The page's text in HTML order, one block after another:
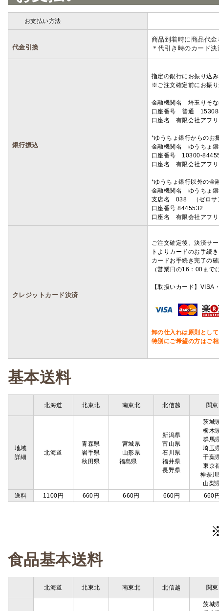
お支払い方法
代金引換
商品到着時に商品代
＊代引き時のカード
銀行振込
指定の銀行にお振り込
※ご注文確定前にお振
金融機関名 埼玉りそ
口座番号 普通
口座名 有限会社アフ
*ゆうちょ銀行からのお
金融機関名 ゆうちょ
口座番号 10300-
口座名 有限会社アフ
*ゆうちょ銀行以外の金
金融機関名 ゆうちょ
支店名 038 （ゼロサ
口座番号 8445532
口座名 有限会社アフ
クレジットカード決済
ご注文確定後、決済サ
トよりカードのお手続
カードお手続き完了の
（営業日の16：00ま
【取扱いカード】
卸の仕入れは原則とし
特別にご希望の方はご
基本送料
北海道 北東北 南東北 北信越 関東
地域
詳細
北海道
青森県
岩手県
秋田県
宮城県
山形県
福島県
新潟県
富山県
石川県
福井県
長野県
茨城
栃木
群馬
埼玉
千葉
東京
神奈
山梨
送料
1100円 660円 660円 660円 660
食品基本送料
北海道 北東北 南東北 北信越 関東
茨城